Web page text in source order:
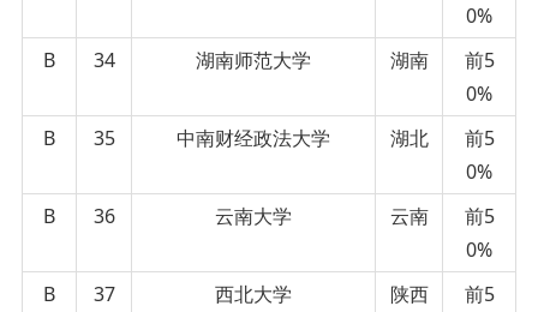
0%
B
34 湖南师范大学 湖南
前5
0%
B
35 中南财经政法大学 湖北
前5
0%
B
36 云南大学 云南
前5
0%
B
37 西北大学 陕西
前5